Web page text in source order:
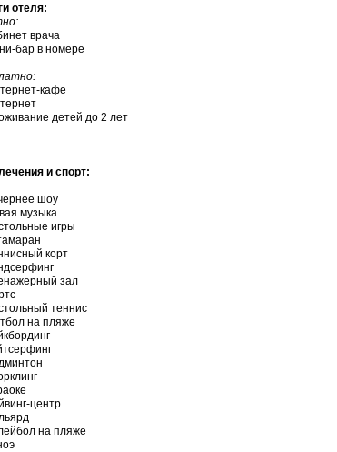
отеля:
врача
бар в номере
кафе
детей до 2 лет
и спорт:
шоу
музыка
игры
корт
зал
теннис
на пляже
центр
на пляже